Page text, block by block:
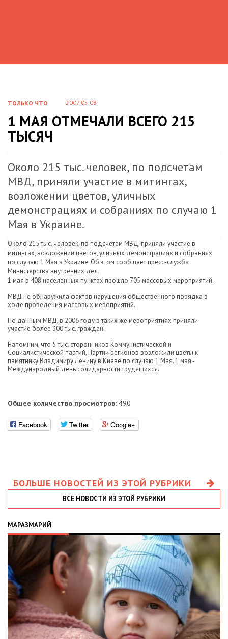
ТОЛЬКО ЧТО 2007.05.03
1 МАЯ ОТМЕЧАЛИ ВСЕГО 215
ТЫСЯЧ
Около 215 тыс. человек, по подсчетам
МВД, приняли участие в митингах,
возложении цветов, уличных
демонстрациях и собраниях по случаю 1
Мая в Украине.
Около 215 тыс. человек, по подсчетам МВД, приняли участие в
митингах, возложении цветов, уличных демонстрациях и собраниях
по случаю 1 Мая в Украине. Об этом сообщает пресс-служба
Министерства внутренних дел.
1 мая в 408 населенных пунктах прошло 705 массовых мероприятий.
МВД не обнаружила фактов нарушения общественного порядка в
ходе проведения массовых мероприятий.
По данным МВД, в 2006 году в таких же мероприятиях приняли
участие более 300 тыс. граждан.
Напомним, что 5 тыс. сторонников Коммунистической и
Социалистической партий, Партии регионов возложили цветы к
памятнику Владимиру Ленину в Киеве по случаю 1 Мая. 1 мая -
Международный день солидарности трудящихся.
Общее количество просмотров: 490
Facebook Twitter Google+
БОЛЬШЕ НОВОСТЕЙ ИЗ ЭТОЙ РУБРИКИ
ВСЕ НОВОСТИ ИЗ ЭТОЙ РУБРИКИ
МАРАЗМАРИЙ